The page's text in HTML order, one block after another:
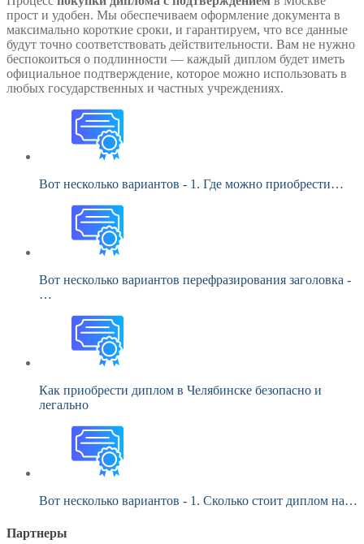
прост и удобен. Мы обеспечиваем оформление документа в
максимально короткие сроки, и гарантируем, что все данные
будут точно соответствовать действительности. Вам не нужно
беспокоиться о подлинности — каждый диплом будет иметь
официальное подтверждение, которое можно использовать в
любых государственных и частных учреждениях.
Вот несколько вариантов - 1. Где можно приобрести…
Вот несколько вариантов перефразирования заголовка -
…
Как приобрести диплом в Челябинске безопасно и
легально
Вот несколько вариантов - 1. Сколько стоит диплом на…
Партнеры